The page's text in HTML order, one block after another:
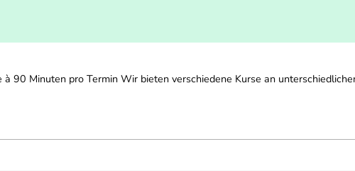
90 Minuten pro Termin Wir bieten verschiedene Kurse an